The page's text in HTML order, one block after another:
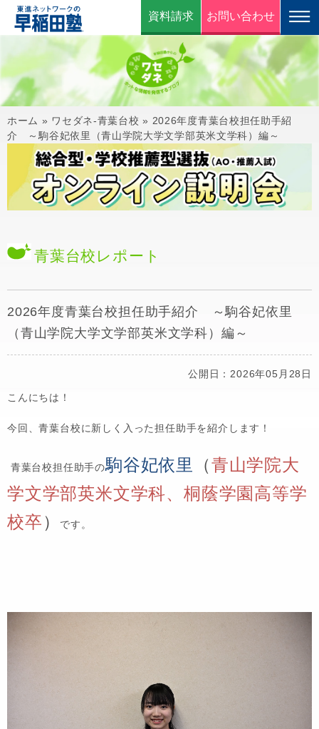
資料請求 お問い合わせ
ホーム » ワセダネ-青葉台校 » 2026年度青葉台校担任助手紹
介 ～駒谷妃依里（青山学院大学文学部英米文学科）編～
青葉台校 レポート
2026年度青葉台校担任助手紹介 ～駒谷妃依里
（青山学院大学文学部英米文学科）編～
公開日：2026年05月28日
こんにちは！
今回、青葉台校に新しく入った担任助手を紹介します！
青葉台校担任助手の駒谷妃依里 （青山学院大
学文学部英米文学科、桐蔭学園高等学
校卒 ） です。